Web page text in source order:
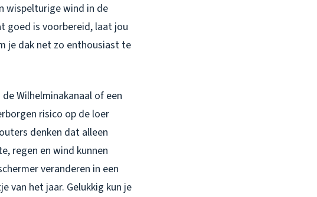
wispelturige wind in de
goed is voorbereid, laat jou
je dak net zo enthousiast te
Wilhelminakanaal of een
risico op de loer
denken dat alleen
regen en wind kunnen
veranderen in een
van het jaar. Gelukkig kun je